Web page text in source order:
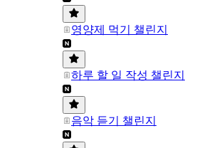
영양제 먹기 챌린지
하루 할 일 작성 챌린지
음악 듣기 챌린지